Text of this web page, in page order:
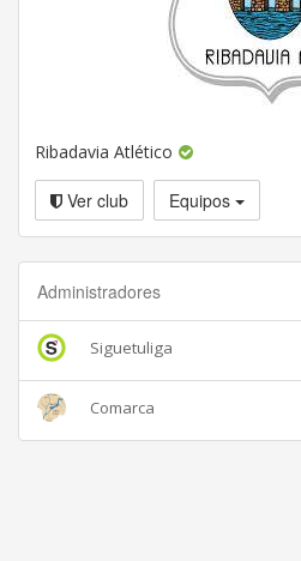
Ribadavia Atlético
Ver club Equipos
Administradores
Siguetuliga
Comarca